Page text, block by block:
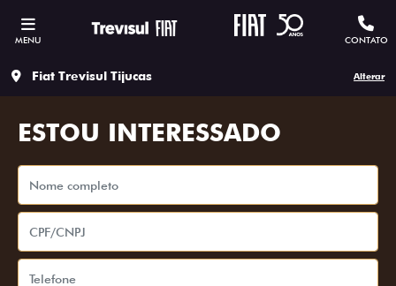
MENU CONTATO
Fiat Trevisul Tijucas Alterar
ESTOU INTERESSADO